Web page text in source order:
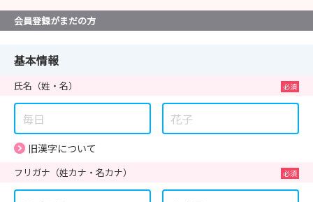
会員登録がまだの方
基本情報
氏名 （姓・名）
旧漢字について
フリガナ （姓カナ・名カナ）